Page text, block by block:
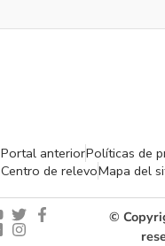
Portal anteriorPolíticas de
Centro de relevoMapa del
©